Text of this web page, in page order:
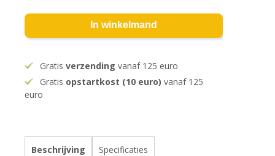
In winkelmand
Gratisverzending vanaf 125 euro
Gratis opstartkost (10 euro) vanaf 125
euro
Beschrijving Specificaties